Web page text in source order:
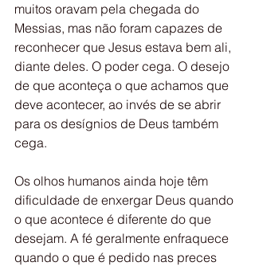
muitos oravam pela chegada do
Messias, mas não foram capazes de
reconhecer que Jesus estava bem ali,
diante deles. O poder cega. O desejo
de que aconteça o que achamos que
deve acontecer, ao invés de se abrir
para os desígnios de Deus também
cega.
Os olhos humanos ainda hoje têm
dificuldade de enxergar Deus quando
o que acontece é diferente do que
desejam. A fé geralmente enfraquece
quando o que é pedido nas preces